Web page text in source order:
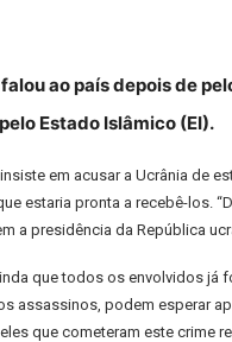
ao país depois de
Estado Islâmico (EI).
em acusar a Ucrânia de
estaria pronta a recebê-los.
a presidência da República
que todos os envolvidos
assassinos, podem esperar
que cometeram este crime